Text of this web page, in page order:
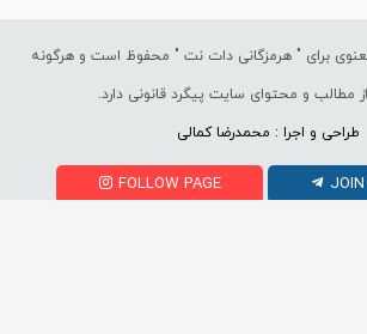
برای " هرمزگانی دات نت " محفوظ است و هرگونه
مطالب و محتوای سایت پیگرد قانونی دارد.
طراحی و اجرا : محمدرضا کمالی
FOLLOW PAGE